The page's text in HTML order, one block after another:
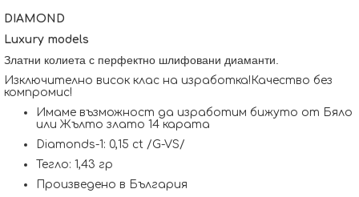
DIAMOND
Luxury models
Златни колиета с перфектно шлифовани диаманти.
Изключително висок клас на изработка!Качество без
компромис!
Имаме възможност да изработим бижуто от Бяло
или Жълто злато 14 карата
Diamonds-1: 0,15 ct /G-VS/
Тегло: 1,43 гр
Произведено в България